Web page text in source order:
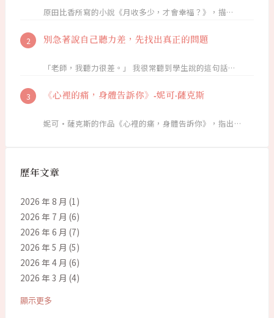
原田比香所寫的小說《月收多少，才會幸福？》，描…
別急著說自己聽力差，先找出真正的問題
「老師，我聽力很差。」 我很常聽到學生說的這句話…
《心裡的痛，身體告訴你》-妮可·薩克斯
妮可·薩克斯的作品《心裡的痛，身體告訴你》，指出…
歷年文章
2026 年 8 月 (1)
2026 年 7 月 (6)
2026 年 6 月 (7)
2026 年 5 月 (5)
2026 年 4 月 (6)
2026 年 3 月 (4)
顯示更多